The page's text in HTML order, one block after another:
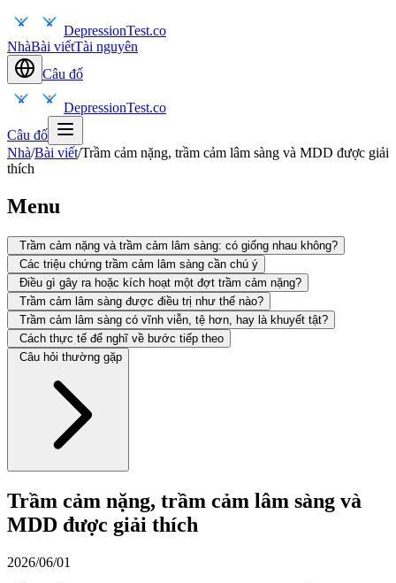
DepressionTest.co
NhàBài viếtTài nguyên
Câu đố
DepressionTest.co
Câu đố
Nhà/Bài viết/Trầm cảm nặng, trầm cảm lâm sàng và MDD được giải
thích
Menu
Trầm cảm nặng và trầm cảm lâm sàng: có giống nhau không?
Các triệu chứng trầm cảm lâm sàng cần chú ý
Điều gì gây ra hoặc kích hoạt một đợt trầm cảm nặng?
Trầm cảm lâm sàng được điều trị như thế nào?
Trầm cảm lâm sàng có vĩnh viễn, tệ hơn, hay là khuyết tật?
Cách thực tế để nghĩ về bước tiếp theo
Câu hỏi thường gặp
Trầm cảm nặng, trầm cảm lâm sàng và
MDD được giải thích
2026/06/01